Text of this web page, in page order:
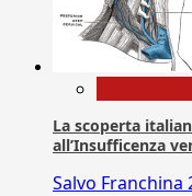
La scoperta
all’Insufficenza
Salvo Franchina